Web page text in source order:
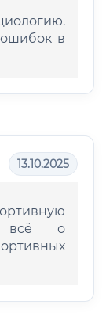
ошибок в
13.10.2025
всё о